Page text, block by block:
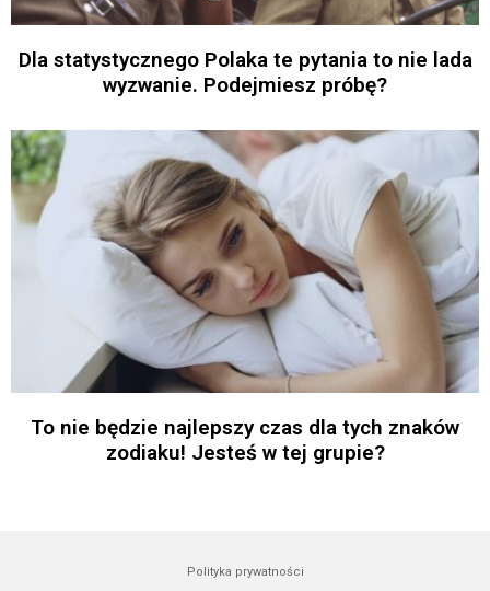
Dla statystycznego Polaka te pytania to nie lada
wyzwanie. Podejmiesz próbę?
To nie będzie najlepszy czas dla tych znaków
zodiaku! Jesteś w tej grupie?
Polityka prywatności